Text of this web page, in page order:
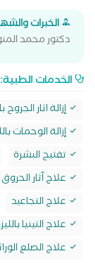
الخبرات
دكتور محمد
الخدمات الطبية:
إزالة اثار الجروح
إزالة الوحمات
تفتيح البشرة
علاج آثار الحروق
علاج التجاعيد
علاج التينيا
علاج الصلع